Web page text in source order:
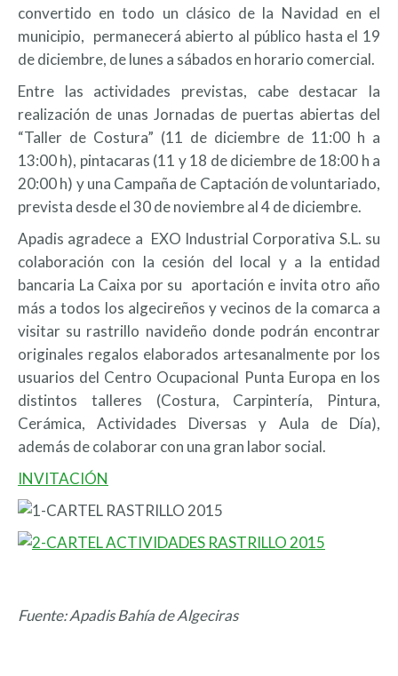
convertido en todo un clásico de la Navidad en el
municipio, permanecerá abierto al público hasta el 19
de diciembre, de lunes a sábados en horario comercial.
Entre las actividades previstas, cabe destacar la
realización de unas Jornadas de puertas abiertas del
“Taller de Costura” (11 de diciembre de 11:00 h a
13:00 h), pintacaras (11 y 18 de diciembre de 18:00 h a
20:00 h) y una Campaña de Captación de voluntariado,
prevista desde el 30 de noviembre al 4 de diciembre.
Apadis agradece a EXO Industrial Corporativa S.L. su
colaboración con la cesión del local y a la entidad
bancaria La Caixa por su aportación e invita otro año
más a todos los algecireños y vecinos de la comarca a
visitar su rastrillo navideño donde podrán encontrar
originales regalos elaborados artesanalmente por los
usuarios del Centro Ocupacional Punta Europa en los
distintos talleres (Costura, Carpintería, Pintura,
Cerámica, Actividades Diversas y Aula de Día),
además de colaborar con una gran labor social.
INVITACIÓN
Fuente: Apadis Bahía de Algeciras